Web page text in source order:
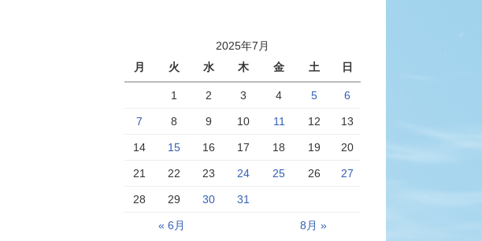
2025年7月
月
火 水 木 金 土 日
1 2 3 4 5 6
7 8 9 10 11 12 13
14 15 16 17 18 19 20
21 22 23 24 25 26 27
28 29 30 31
« 6月 8月 »